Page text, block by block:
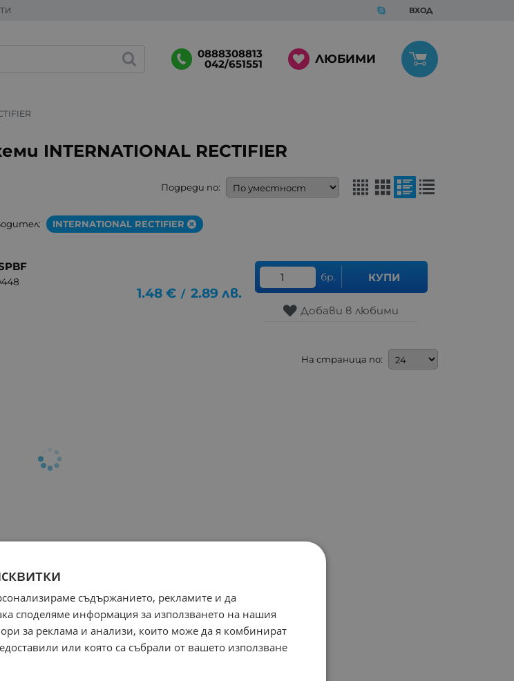
ВХОД
0888308813
042/651551 ЛЮБИМИ
INTERNATIONAL RECTIFIER
Подреди по:
INTERNATIONAL RECTIFIER
1.48 € / 2.89 лв.
бр. КУПИ
Добави в любими
На страница по:
съдържанието, рекламите и да
споделяме информация за използването на нашия
за реклама и анализи, които може да я комбинират
или която са събрали от вашето използване